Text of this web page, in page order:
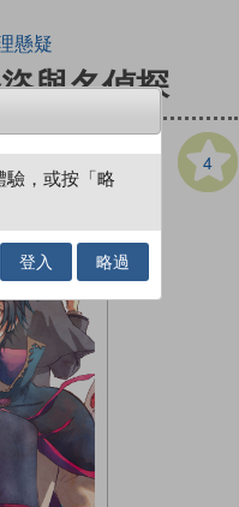
懸疑
與名偵探
4
驗，或按「略
登入 略過